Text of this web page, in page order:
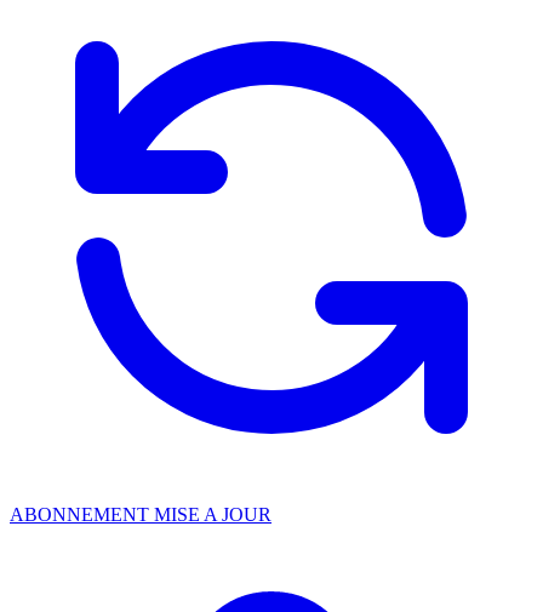
ABONNEMENT MISE A JOUR